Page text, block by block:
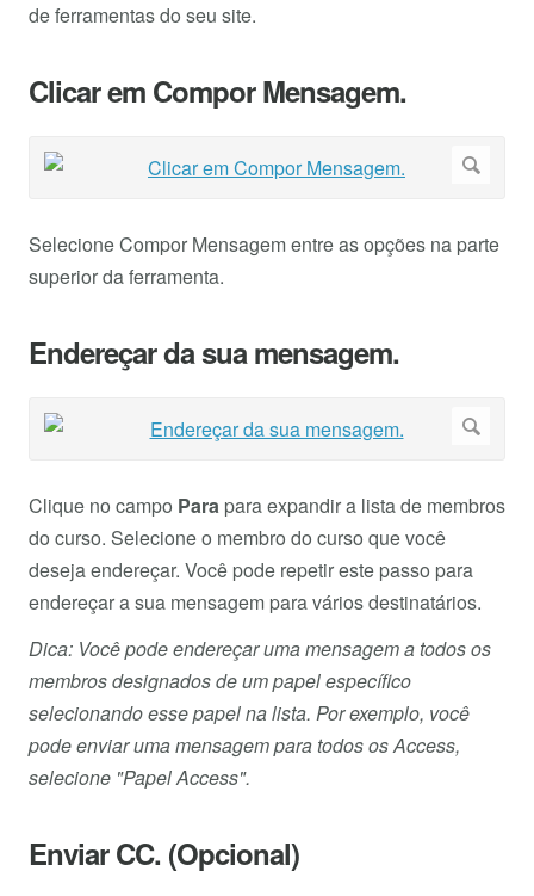
de ferramentas do seu site.
Clicar em Compor Mensagem.
Selecione Compor Mensagem entre as opções na parte
superior da ferramenta.
Endereçar da sua mensagem.
Clique no campo Para para expandir a lista de membros
do curso. Selecione o membro do curso que você
deseja endereçar. Você pode repetir este passo para
endereçar a sua mensagem para vários destinatários.
Dica: Você pode endereçar uma mensagem a todos os
membros designados de um papel específico
selecionando esse papel na lista. Por exemplo, você
pode enviar uma mensagem para todos os Access,
selecione "Papel Access".
Enviar CC. (Opcional)